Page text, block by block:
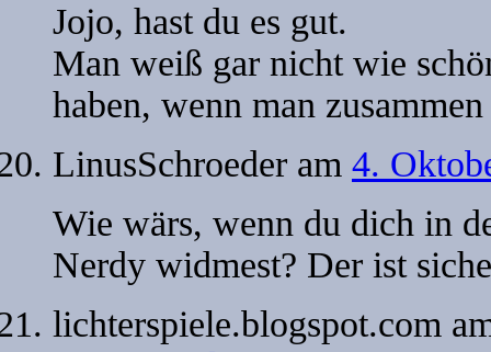
Jojo, hast du es gut.
Man weiß gar nicht wie
haben, wenn man
LinusSchroeder am 4.
Wie wärs, wenn du dich in
Nerdy widmest? Der ist
lichterspiele.blogspot.com